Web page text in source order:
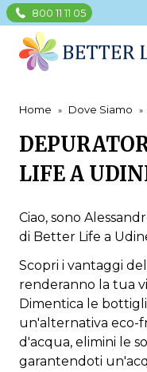
800 11 11 05
Home Dove Siamo
LIFE A
Ciao, sono
di Better Life a
Scopri i vantaggi
renderanno la tua
Dimentica le
un'alternativa eco-
d'acqua, elimini le
garantendoti